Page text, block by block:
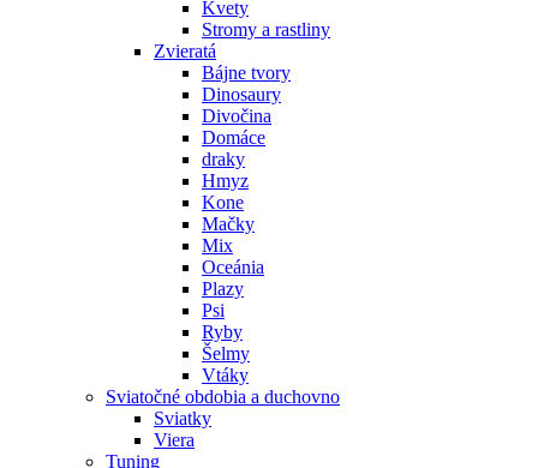
Kvety
Stromy a rastliny
Zvieratá
Bájne tvory
Dinosaury
Divočina
Domáce
draky
Hmyz
Kone
Mačky
Mix
Oceánia
Plazy
Psi
Ryby
Šelmy
Vtáky
Sviatočné obdobia a duchovno
Sviatky
Viera
Tuning